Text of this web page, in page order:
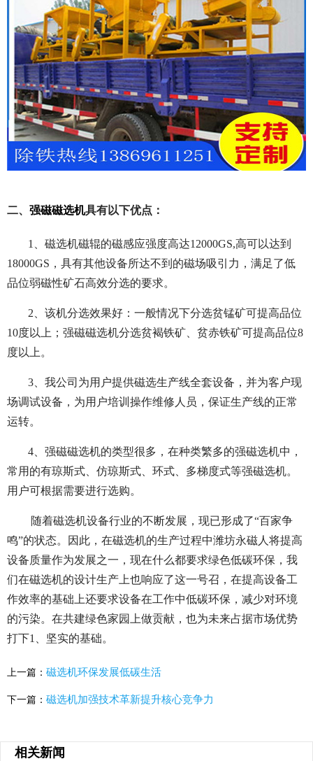
二、 强磁磁选机具有以下优点：
1、磁选机磁辊的磁感应强度高达12000GS,高可以达到
18000GS，具有其他设备所达不到的磁场吸引力，满足了低
品位弱磁性矿石高效分选的要求。
2、该机分选效果好：一般情况下分选贫锰矿可提高品位
10度以上；强磁磁选机分选贫褐铁矿、贫赤铁矿可提高品位8
度以上。
3、我公司为用户提供磁选生产线全套设备，并为客户现
场调试设备，为用户培训操作维修人员，保证生产线的正常
运转。
4、强磁磁选机的类型很多，在种类繁多的强磁选机中，
常用的有琼斯式、仿琼斯式、环式、多梯度式等强磁选机。
用户可根据需要进行选购。
随着磁选机设备行业的不断发展，现已形成了“百家争
鸣”的状态。因此，在磁选机的生产过程中潍坊永磁人将提高
设备质量作为发展之一，现在什么都要求绿色低碳环保，我
们在磁选机的设计生产上也响应了这一号召，在提高设备工
作效率的基础上还要求设备在工作中低碳环保，减少对环境
的污染。在共建绿色家园上做贡献，也为未来占据市场优势
打下1、坚实的基础。
上一篇： 磁选机环保发展低碳生活
下一篇： 磁选机加强技术革新提升核心竞争力
相关新闻